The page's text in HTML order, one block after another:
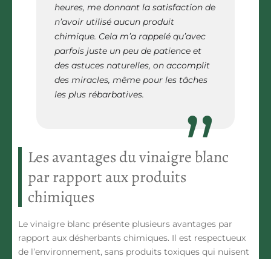
heures, me donnant la satisfaction de
n’avoir utilisé aucun produit
chimique. Cela m’a rappelé qu’avec
parfois juste un peu de patience et
des astuces naturelles, on accomplit
des miracles, même pour les tâches
les plus rébarbatives.
Les avantages du vinaigre blanc
par rapport aux produits
chimiques
Le vinaigre blanc présente plusieurs avantages par
rapport aux désherbants chimiques. Il est respectueux
de l’environnement, sans produits toxiques qui nuisent